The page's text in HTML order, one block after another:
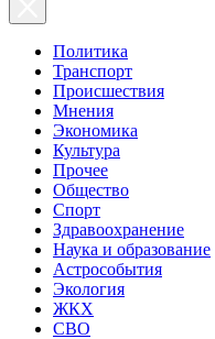
Политика
Транспорт
Происшествия
Мнения
Экономика
Культура
Прочее
Общество
Спорт
Здравоохранение
Наука и образование
Астрособытия
Экология
ЖКХ
СВО